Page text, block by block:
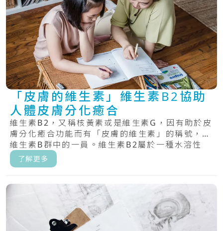
「皮膚的維生素」維生素B2協助
人體皮膚分化癒合
維生素B2，又稱核黃素或是維生素G，因有助於皮
膚分化癒合功能而有「皮膚的維生素」的稱號，為
維生素B群中的一員。維生素B2屬於一種水溶性
維.....
了解更多